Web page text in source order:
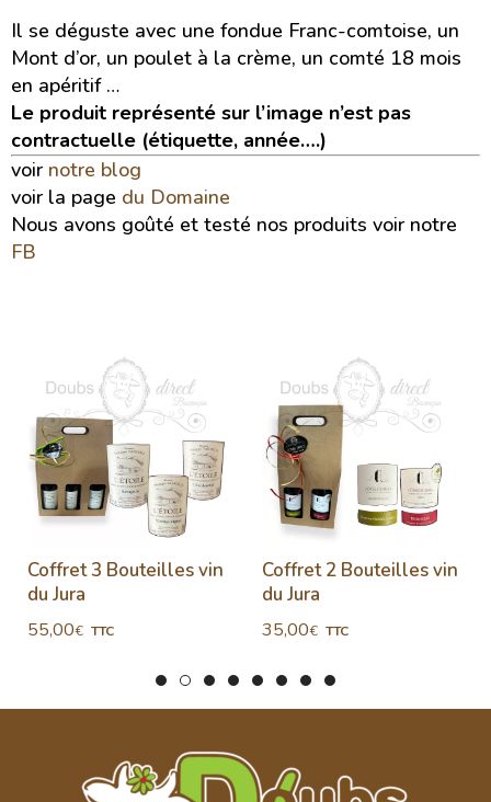
Il se déguste avec une fondue Franc-comtoise, un
Mont d’or, un poulet à la crème, un comté 18 mois
en apéritif …
Le produit représenté sur l’image n’est pas
contractuelle (étiquette, année….)
voir notre blog
voir la page du Domaine
Nous avons goûté et testé nos produits voir notre
FB
Coffret 3 Bouteilles vin
du Jura
55,00€ TTC
Coffret 2 Bouteilles vin
du Jura
35,00€ TTC